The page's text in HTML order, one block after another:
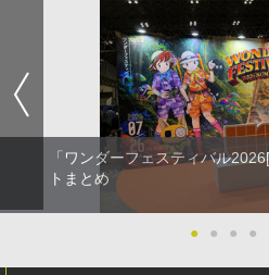
「ワンダーフェスティバル
トまとめ
● ● ● ●